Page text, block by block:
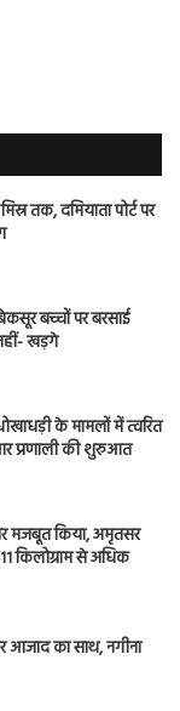
तक, दमियाता पोर्ट पर
बच्चों पर बरसाई
खड़गे
के मामलों में त्वरित
प्रणाली की शुरुआत
मजबूत किया, अमृतसर
किलोग्राम से अधिक
का साथ, नगीना